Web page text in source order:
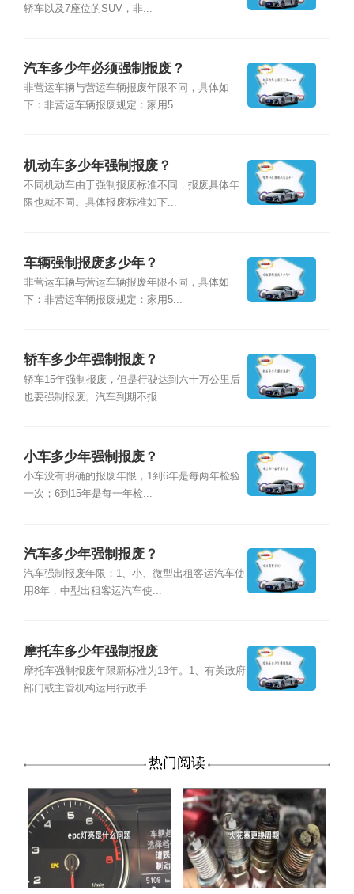
轿车以及7座位的SUV，非...
汽车多少年必须强制报废？
非营运车辆与营运车辆报废年限不同，具体如
下：非营运车辆报废规定：家用5...
机动车多少年强制报废？
不同机动车由于强制报废标准不同，报废具体年
限也就不同。具体报废标准如下...
车辆强制报废多少年？
非营运车辆与营运车辆报废年限不同，具体如
下：非营运车辆报废规定：家用5...
轿车多少年强制报废？
轿车15年强制报废，但是行驶达到六十万公里后
也要强制报废。汽车到期不报...
小车多少年强制报废？
小车没有明确的报废年限，1到6年是每两年检验
一次；6到15年是每一年检...
汽车多少年强制报废？
汽车强制报废年限：1、小、微型出租客运汽车使
用8年，中型出租客运汽车使...
摩托车多少年强制报废
摩托车强制报废年限新标准为13年。1、有关政府
部门或主管机构运用行政手...
热门阅读